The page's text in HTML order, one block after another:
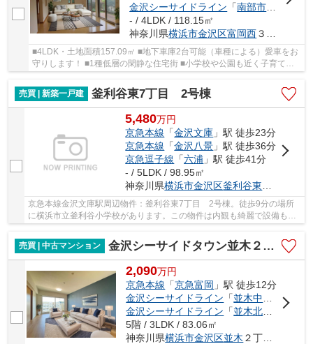
金沢シーサイドライン 「南部市場
」駅
- / 4LDK / 118.15㎡
神奈川県横浜市金沢区富岡西３丁目23-3
■4LDK・土地面積157.09㎡ ■地下車庫2台可能（車種による）愛車をお
守りします！ ■1種低層の閑静な住宅街 ■小学校や公園も近く子育ても
売買 | 新築一戸建
釜利谷東7丁目 2号棟
5,480万円
京急本線 「金沢文庫 」駅 徒歩23分
京急本線 「金沢八景 」駅 徒歩36分
京急逗子線 「六浦 」駅 徒歩41分
- / 5LDK / 98.95㎡
神奈川県横浜市金沢区釜利谷東
京急本線金沢文庫駅周辺物件：釜利谷東7丁目 2号棟。徒歩9分の場所
に横浜市立釜利谷小学校があります。この物件は内観も綺麗で設備も充
売買 | 中古マンション
金沢シーサイドタウン並木２丁目６街区
2,090万円
京急本線 「京急富岡 」駅 徒歩12分
金沢シーサイドライン 「並木中央
」駅 徒
金沢シーサイドライン 「並木北 」駅 徒歩
5階 / 3LDK / 83.06㎡
神奈川県横浜市金沢区並木 ２丁目6-1